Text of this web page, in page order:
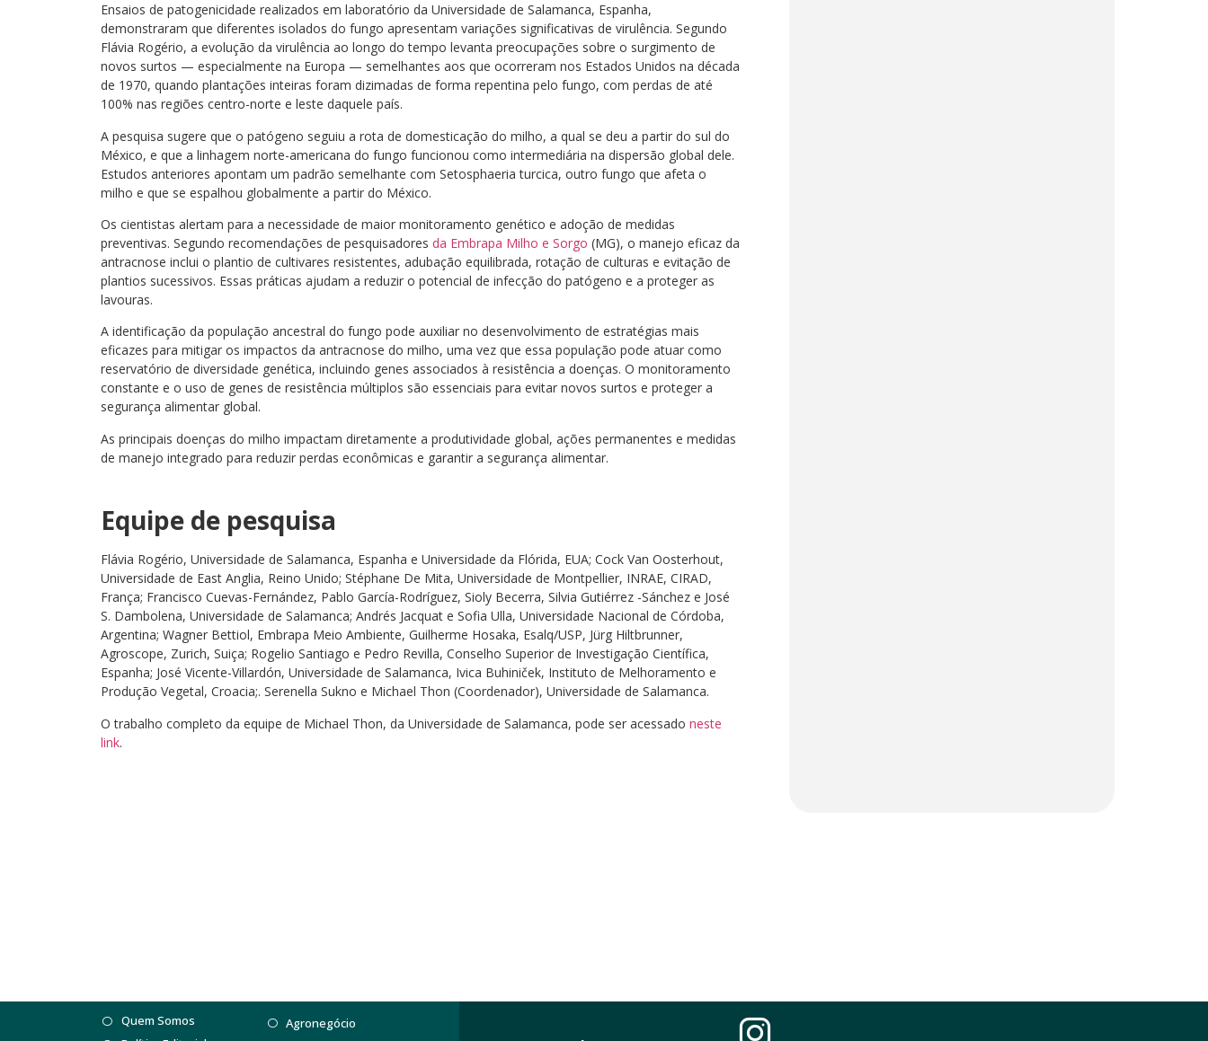
Ensaios de patogenicidade realizados em laboratório da Universidade de Salamanca, Espanha,
demonstraram que diferentes isolados do fungo apresentam variações significativas de virulência. Segundo
Flávia Rogério, a evolução da virulência ao longo do tempo levanta preocupações sobre o surgimento de
novos surtos — especialmente na Europa — semelhantes aos que ocorreram nos Estados Unidos na década
de 1970, quando plantações inteiras foram dizimadas de forma repentina pelo fungo, com perdas de até
100% nas regiões centro-norte e leste daquele país.
A pesquisa sugere que o patógeno seguiu a rota de domesticação do milho, a qual se deu a partir do sul do
México, e que a linhagem norte-americana do fungo funcionou como intermediária na dispersão global dele.
Estudos anteriores apontam um padrão semelhante com Setosphaeria turcica, outro fungo que afeta o
milho e que se espalhou globalmente a partir do México.
Os cientistas alertam para a necessidade de maior monitoramento genético e adoção de medidas
preventivas. Segundo recomendações de pesquisadores da Embrapa Milho e Sorgo (MG), o manejo eficaz da
antracnose inclui o plantio de cultivares resistentes, adubação equilibrada, rotação de culturas e evitação de
plantios sucessivos. Essas práticas ajudam a reduzir o potencial de infecção do patógeno e a proteger as
lavouras.
A identificação da população ancestral do fungo pode auxiliar no desenvolvimento de estratégias mais
eficazes para mitigar os impactos da antracnose do milho, uma vez que essa população pode atuar como
reservatório de diversidade genética, incluindo genes associados à resistência a doenças. O monitoramento
constante e o uso de genes de resistência múltiplos são essenciais para evitar novos surtos e proteger a
segurança alimentar global.
As principais doenças do milho impactam diretamente a produtividade global, ações permanentes e medidas
de manejo integrado para reduzir perdas econômicas e garantir a segurança alimentar.
Equipe de pesquisa
Flávia Rogério, Universidade de Salamanca, Espanha e Universidade da Flórida, EUA; Cock Van Oosterhout,
Universidade de East Anglia, Reino Unido; Stéphane De Mita, Universidade de Montpellier, INRAE, CIRAD,
França; Francisco Cuevas-Fernández, Pablo García-Rodríguez, Sioly Becerra, Silvia Gutiérrez -Sánchez e José
S. Dambolena, Universidade de Salamanca; Andrés Jacquat e Sofia Ulla, Universidade Nacional de Córdoba,
Argentina; Wagner Bettiol, Embrapa Meio Ambiente, Guilherme Hosaka, Esalq/USP, Jürg Hiltbrunner,
Agroscope, Zurich, Suiça; Rogelio Santiago e Pedro Revilla, Conselho Superior de Investigação Científica,
Espanha; José Vicente-Villardón, Universidade de Salamanca, Ivica Buhiniček, Instituto de Melhoramento e
Produção Vegetal, Croacia;. Serenella Sukno e Michael Thon (Coordenador), Universidade de Salamanca.
O trabalho completo da equipe de Michael Thon, da Universidade de Salamanca, pode ser acessado neste
link.
Quem Somos
Agronegócio